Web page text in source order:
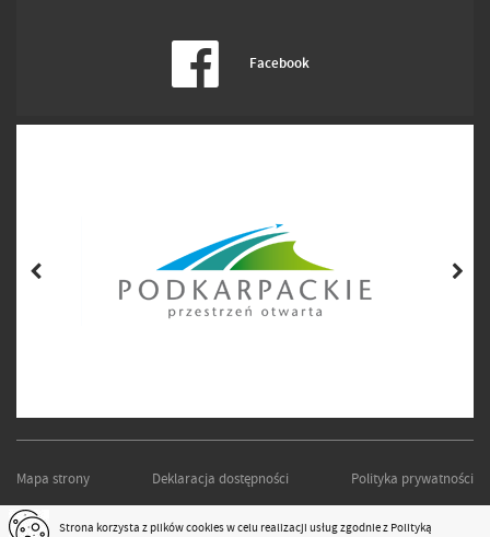
Facebook
Mapa strony Deklaracja dostępności Polityka prywatności
PODKARPACKI ZARZĄD DRÓG WOJEWÓDZKICH W RZESZOWIE
Strona korzysta z plikówcookiesw celu realizacji usług zgodnie z Polityką